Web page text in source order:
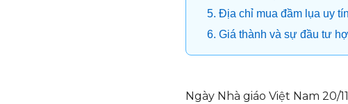
5. Địa chỉ mua đầm lụa uy
6. Giá thành và sự đầu tư
Ngày Nhà giáo Việt Nam